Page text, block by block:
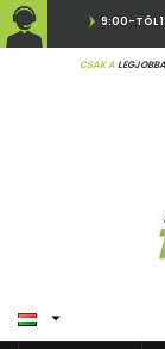
9:00-TÓL
CSAK A
